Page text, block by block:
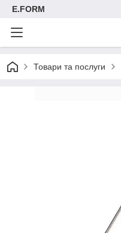
E.FORM
Товари та послуги